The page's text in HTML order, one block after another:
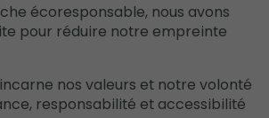
écoresponsable, nous avons
pour réduire notre empreinte
nos valeurs et notre volonté
responsabilité et accessibilité